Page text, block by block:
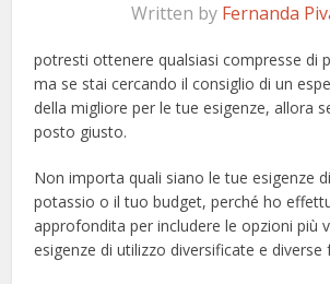
Written by Fernanda
potresti ottenere qualsiasi compresse di
ma se stai cercando il consiglio di un
della migliore per le tue esigenze, allora
posto giusto.
Non importa quali siano le tue esigenze
potassio o il tuo budget, perché ho
approfondita per includere le opzioni più
esigenze di utilizzo diversificate e diverse